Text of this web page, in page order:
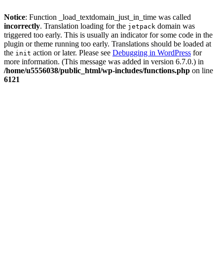
Notice: Function _load_textdomain_just_in_time was called
incorrectly. Translation loading for the jetpack domain was
triggered too early. This is usually an indicator for some code in the
plugin or theme running too early. Translations should be loaded at
the init action or later. Please see Debugging in WordPress for
more information. (This message was added in version 6.7.0.) in
/home/u5556038/public_html/wp-includes/functions.php on line
6121